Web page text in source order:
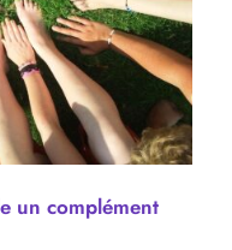
un complément